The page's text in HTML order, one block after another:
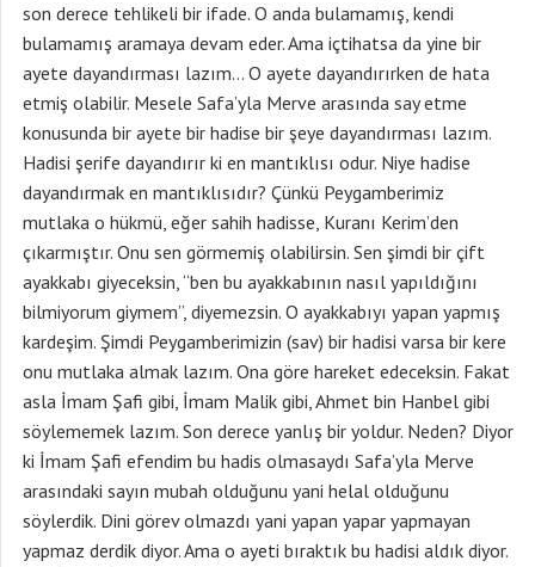
son derece tehlikeli bir ifade. O anda bulamamış, kendi
bulamamış aramaya devam eder. Ama içtihatsa da yine bir
ayete dayandırması lazım… O ayete dayandırırken de hata
etmiş olabilir. Mesele Safa’yla Merve arasında say etme
konusunda bir ayete bir hadise bir şeye dayandırması lazım.
Hadisi şerife dayandırır ki en mantıklısı odur. Niye hadise
dayandırmak en mantıklısıdır? Çünkü Peygamberimiz
mutlaka o hükmü, eğer sahih hadisse, Kuranı Kerim’den
çıkarmıştır. Onu sen görmemiş olabilirsin. Sen şimdi bir çift
ayakkabı giyeceksin, “ben bu ayakkabının nasıl yapıldığını
bilmiyorum giymem”, diyemezsin. O ayakkabıyı yapan yapmış
kardeşim. Şimdi Peygamberimizin (sav) bir hadisi varsa bir kere
onu mutlaka almak lazım. Ona göre hareket edeceksin. Fakat
asla İmam Şafi gibi, İmam Malik gibi, Ahmet bin Hanbel gibi
söylememek lazım. Son derece yanlış bir yoldur. Neden? Diyor
ki İmam Şafi efendim bu hadis olmasaydı Safa’yla Merve
arasındaki sayın mubah olduğunu yani helal olduğunu
söylerdik. Dini görev olmazdı yani yapan yapar yapmayan
yapmaz derdik diyor. Ama o ayeti bıraktık bu hadisi aldık diyor.